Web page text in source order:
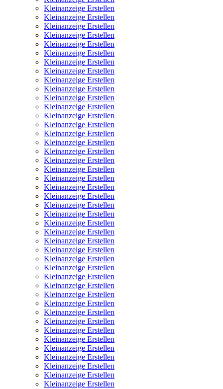
Kleinanzeige Erstellen
Kleinanzeige Erstellen
Kleinanzeige Erstellen
Kleinanzeige Erstellen
Kleinanzeige Erstellen
Kleinanzeige Erstellen
Kleinanzeige Erstellen
Kleinanzeige Erstellen
Kleinanzeige Erstellen
Kleinanzeige Erstellen
Kleinanzeige Erstellen
Kleinanzeige Erstellen
Kleinanzeige Erstellen
Kleinanzeige Erstellen
Kleinanzeige Erstellen
Kleinanzeige Erstellen
Kleinanzeige Erstellen
Kleinanzeige Erstellen
Kleinanzeige Erstellen
Kleinanzeige Erstellen
Kleinanzeige Erstellen
Kleinanzeige Erstellen
Kleinanzeige Erstellen
Kleinanzeige Erstellen
Kleinanzeige Erstellen
Kleinanzeige Erstellen
Kleinanzeige Erstellen
Kleinanzeige Erstellen
Kleinanzeige Erstellen
Kleinanzeige Erstellen
Kleinanzeige Erstellen
Kleinanzeige Erstellen
Kleinanzeige Erstellen
Kleinanzeige Erstellen
Kleinanzeige Erstellen
Kleinanzeige Erstellen
Kleinanzeige Erstellen
Kleinanzeige Erstellen
Kleinanzeige Erstellen
Kleinanzeige Erstellen
Kleinanzeige Erstellen
Kleinanzeige Erstellen
Kleinanzeige Erstellen